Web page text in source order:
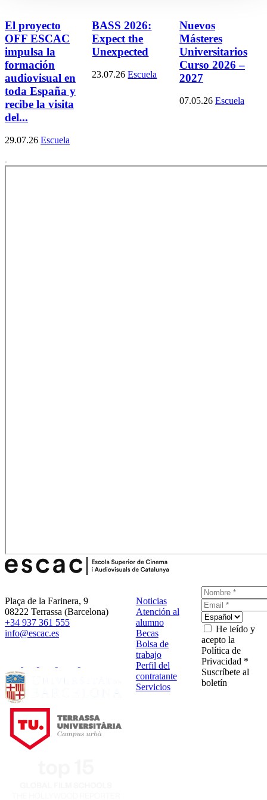
El proyecto
OFF ESCAC
impulsa la
formación
audiovisual en
toda España y
recibe la visita
del...
29.07.26 Escuela
BASS 2026:
Expect the
Unexpected
23.07.26 Escuela
Nuevos
Másteres
Universitarios
Curso 2026 –
2027
07.05.26 Escuela
Plaça de la Farinera, 9
08222 Terrassa (Barcelona)
+34 937 361 555
info@escac.es
Noticias
Atención al
alumno
Becas
Bolsa de
trabajo
Perfil del
contratante
Servicios
He leído y
acepto la
Política de
Privacidad *
Suscríbete al
boletín